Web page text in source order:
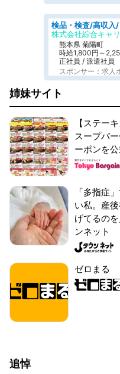
株式会社綜合キャ
熊本県 菊陽町
時給1,800円～
正社員 / 派遣社員
スポンサー：求人
姉妹サイト
【ステー
スープバ
ーポンを
「多指症
い私。産
げてるの
ンネット
ゼロまる
追悼